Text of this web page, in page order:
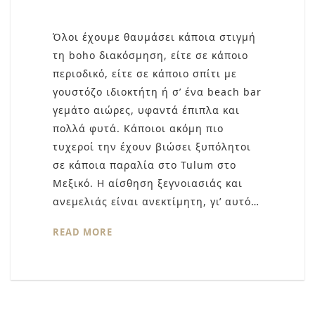
Όλοι έχουμε θαυμάσει κάποια στιγμή
τη boho διακόσμηση, είτε σε κάποιο
περιοδικό, είτε σε κάποιο σπίτι με
γουστόζο ιδιοκτήτη ή σ’ ένα beach bar
γεμάτο αιώρες, υφαντά έπιπλα και
πολλά φυτά. Κάποιοι ακόμη πιο
τυχεροί την έχουν βιώσει ξυπόλητοι
σε κάποια παραλία στο Tulum στο
Μεξικό. Η αίσθηση ξεγνοιασιάς και
ανεμελιάς είναι ανεκτίμητη, γι’ αυτό…
READ MORE